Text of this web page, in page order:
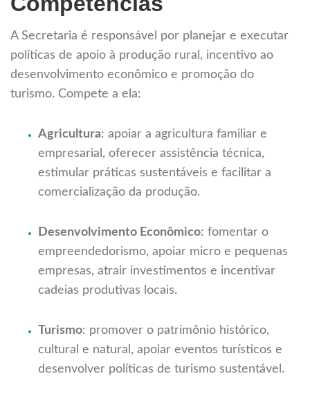
A Secretaria é responsável por planejar e executar
políticas de apoio à produção rural, incentivo ao
desenvolvimento econômico e promoção do
turismo. Compete a ela:
Agricultura: apoiar a agricultura familiar e
empresarial, oferecer assistência técnica,
estimular práticas sustentáveis e facilitar a
comercialização da produção.
Desenvolvimento Econômico: fomentar o
empreendedorismo, apoiar micro e pequenas
empresas, atrair investimentos e incentivar
cadeias produtivas locais.
Turismo: promover o patrimônio histórico,
cultural e natural, apoiar eventos turísticos e
desenvolver políticas de turismo sustentável.